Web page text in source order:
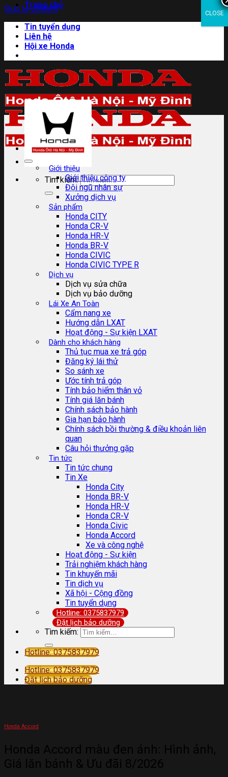
Skip to content
Trang chủ
Tin tuyển dụng
Liên hệ
Hội xe Honda
Tìm kiếm:
Giới thiệu
Giới thiệu công ty
Đội ngũ nhân sự
Xưởng dịch vụ
Sản phẩm
Honda CITY
Honda CR-V
Honda HR-V
Honda BR-V
Honda CIVIC
Honda CIVIC TYPE R
Dịch vụ
Dịch vụ sửa chữa
Dịch vụ bảo dưỡng
Lái Xe An Toàn
Cẩm nang xe
Hướng dẫn LXAT
Hoạt động - Sự kiện LXAT
Dành cho khách hàng
Thủ tục mua xe trả góp
Đăng ký lái thử
So sánh xe
Ước tính trả góp
Tính bảo hiểm thân vỏ
Tính giá lăn bánh
Chính sách bảo hành
Gia hạn bảo hành
Chính sách bồi thường & điều khoản liên
quan
Câu hỏi thưởng gặp
Tin tức
Tin tức chung
Tin Xe
Honda City
Honda BR-V
Honda HR-V
Honda CR-V
Honda Civic
Honda Accord
Xe và công nghệ
Hoạt động - Sự kiện
Trải nghiệm khách hàng
Tin khuyến mãi
Tin dịch vụ
Xã hội - Cộng đồng
Tin tuyển dụng
Hotline: 0375837979
Đặt lịch bảo dưỡng
Tìm kiếm:
Hotline: 0375837979
Hotline: 0375837979
Đặt lịch bảo dưỡng
Honda Accord
CLOSE